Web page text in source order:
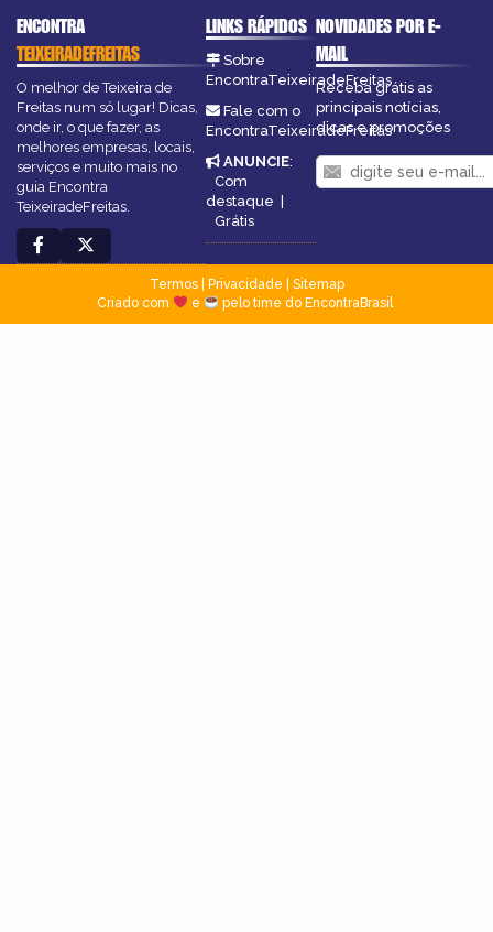
ENCONTRA
TEIXEIRADEFREITAS
O melhor de Teixeira de
Freitas num só lugar! Dicas,
onde ir, o que fazer, as
melhores empresas, locais,
serviços e muito mais no
guia Encontra
TeixeiradeFreitas.
LINKS RÁPIDOS
Sobre
EncontraTeixeiradeFreitas
Fale com o
EncontraTeixeiradeFreitas
ANUNCIE:
Com
destaque |
Grátis
NOVIDADES POR E-
MAIL
Receba grátis as
principais notícias,
dicas e promoções
Termos| Privacidade
Sitemap
Criado com
e pelo time do EncontraBrasil